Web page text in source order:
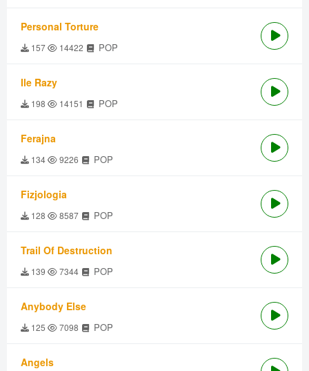
Personal Torture
157 14422 POP
Ile Razy
198 14151 POP
Ferajna
134 9226 POP
Fizjologia
128 8587 POP
Trail Of Destruction
139 7344 POP
Anybody Else
125 7098 POP
Angels